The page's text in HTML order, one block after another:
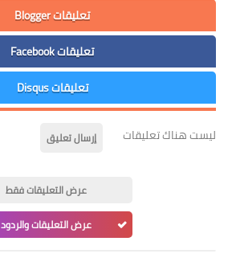
تعليقات Blogger
تعليقات Facebook
تعليقات Disqus
ليست هناك تعليقات إرسال تعليق
عرض التعليقات فقط
عرض التعليقات والردود